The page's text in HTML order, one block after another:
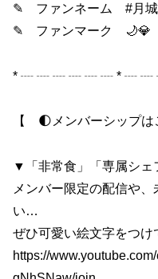
✎ ファンネーム #月城
✎ ファンマーク 🌙💎
* ┈ ┈ ┈ ┈ ┈ ┈ * ┈ ┈
【 🌓メンバーシップ
▼「非常食」「専属シェ
メンバー限定の配信や
い…
ぜひ可愛い絵文字をつ
https://